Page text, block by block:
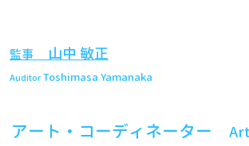
監事 山中 敏正
AuditorToshimasa Yamanaka
アート・コーディネーター